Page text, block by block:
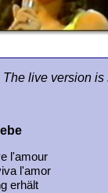
live version
l'amour
l'amor
erhält